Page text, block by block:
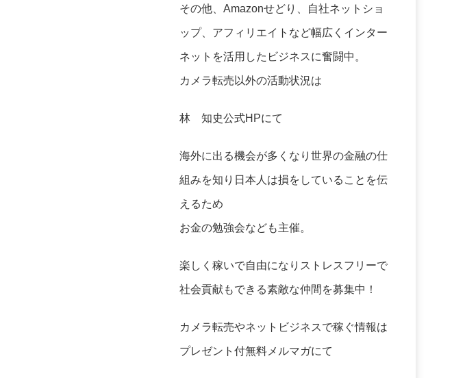
その他、Amazonせどり、自社ネットショ
ップ、アフィリエイトなど幅広くインター
ネットを活用したビジネスに奮闘中。
カメラ転売以外の活動状況は
林 知史公式HPにて
海外に出る機会が多くなり世界の金融の仕
組みを知り日本人は損をしていることを伝
えるため
お金の勉強会なども主催。
楽しく稼いで自由になりストレスフリーで
社会貢献もできる素敵な仲間を募集中！
カメラ転売やネットビジネスで稼ぐ情報は
プレゼント付無料メルマガにて